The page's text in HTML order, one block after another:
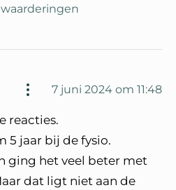
reactie
7 juni 2024 om 11:48
reacties.
5 jaar bij de fysio.
ging het veel beter met
dat ligt niet aan de